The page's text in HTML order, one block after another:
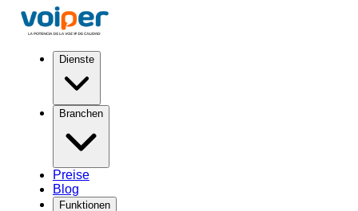
Dienste
Branchen
Preise
Blog
Funktionen